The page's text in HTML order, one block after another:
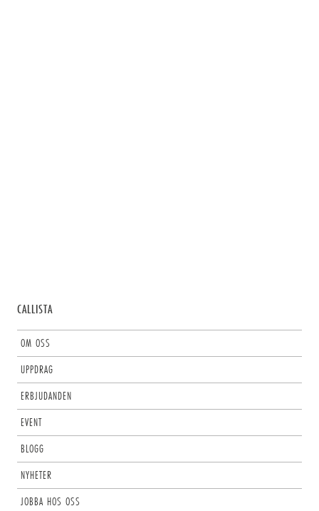
CALLISTA
OM OSS
UPPDRAG
ERBJUDANDEN
EVENT
BLOGG
NYHETER
JOBBA HOS OSS